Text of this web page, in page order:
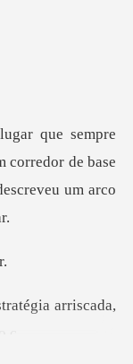
0
corredor de base
arriscada,